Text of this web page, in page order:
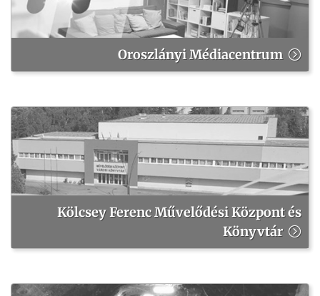
Oroszlányi Médiacentrum
Kölcsey Ferenc Művelődési Központ és
Könyvtár